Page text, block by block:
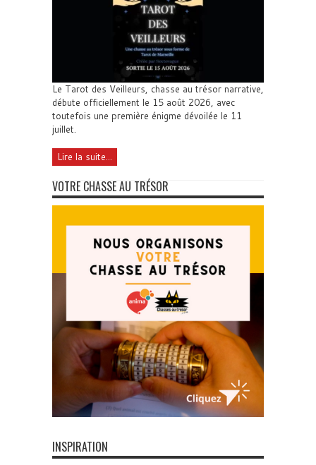
Le Tarot des Veilleurs, chasse au trésor narrative,
débute officiellement le 15 août 2026, avec
toutefois une première énigme dévoilée le 11
juillet.
Lire la suite...
VOTRE CHASSE AU TRÉSOR
INSPIRATION